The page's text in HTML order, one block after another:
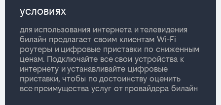
условиях
для использования интернета и телевидения
билайн предлагает своим клиентам Wi-Fi
роутеры и цифровые приставки по сниженным
ценам. Подключайте все свои устройства к
интернету и устанавливайте цифровые
приставки, чтобы по достоинству оценить
все преимущества услуг от провайдера билайн